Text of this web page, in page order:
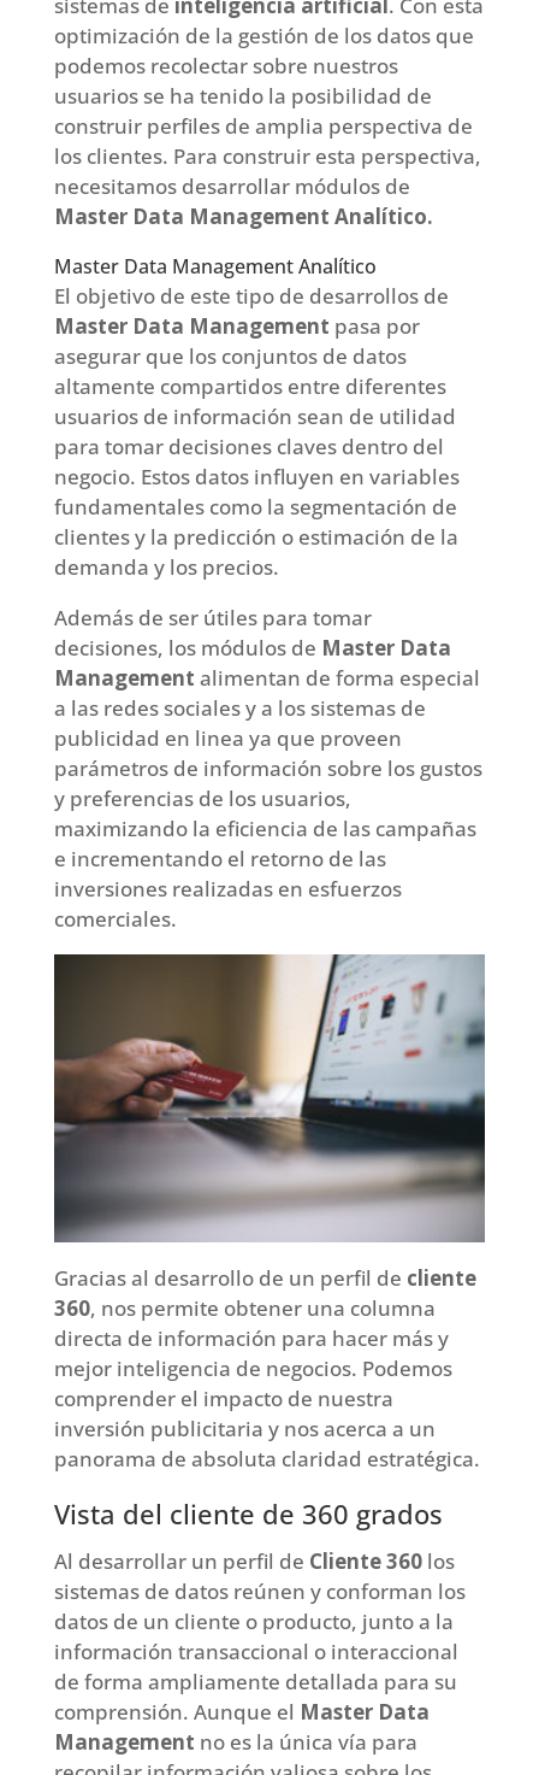
optimización de la gestión de los datos que
podemos recolectar sobre nuestros
usuarios se ha tenido la posibilidad de
construir perfiles de amplia perspectiva de
los clientes. Para construir esta perspectiva,
necesitamos desarrollar módulos de
Master Data Management Analítico.
Master Data Management Analítico
El objetivo de este tipo de desarrollos de
Master Data Management pasa por
asegurar que los conjuntos de datos
altamente compartidos entre diferentes
usuarios de información sean de utilidad
para tomar decisiones claves dentro del
negocio. Estos datos influyen en variables
fundamentales como la segmentación de
clientes y la predicción o estimación de la
demanda y los precios.
Además de ser útiles para tomar
decisiones, los módulos de Master Data
Management alimentan de forma especial
a las redes sociales y a los sistemas de
publicidad en linea ya que proveen
parámetros de información sobre los gustos
y preferencias de los usuarios,
maximizando la eficiencia de las campañas
e incrementando el retorno de las
inversiones realizadas en esfuerzos
comerciales.
Gracias al desarrollo de un perfil de cliente
360, nos permite obtener una columna
directa de información para hacer más y
mejor inteligencia de negocios. Podemos
comprender el impacto de nuestra
inversión publicitaria y nos acerca a un
panorama de absoluta claridad estratégica.
Vista del cliente de 360 grados
Al desarrollar un perfil de Cliente 360 los
sistemas de datos reúnen y conforman los
datos de un cliente o producto, junto a la
información transaccional o interaccional
de forma ampliamente detallada para su
comprensión. Aunque el Master Data
Management no es la única vía para